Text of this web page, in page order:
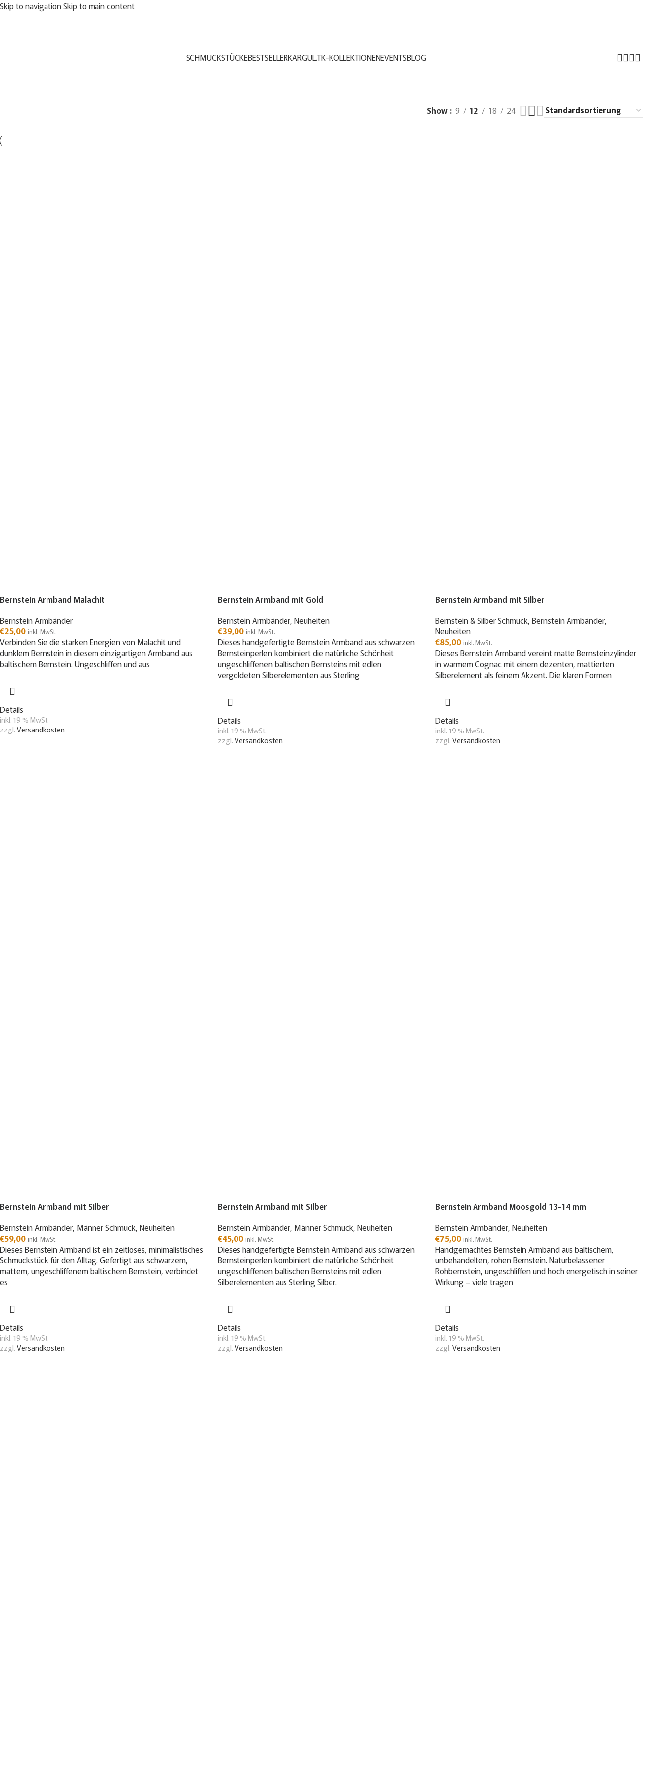
Skip to navigationSkip to main content
SCHMUCKSTÜCKEBESTSELLERKARGUL.TK-KOLLEKTIONENEVENTSBLOG
Show 9 12 18 24
Bernstein Armband Malachit
Bernstein Armbänder
€25,00 inkl. MwSt.
Verbinden Sie die starken Energien von Malachit und
dunklem Bernstein in diesem einzigartigen Armband aus
baltischem Bernstein. Ungeschliffen und aus
Details
inkl. 19 % MwSt.
zzgl.Versandkosten
Bernstein Armband mit Gold
Bernstein Armbänder, Neuheiten
€39,00 inkl. MwSt.
Dieses handgefertigte Bernstein Armband aus schwarzen
Bernsteinperlen kombiniert die natürliche Schönheit
ungeschliffenen baltischen Bernsteins mit edlen
vergoldeten Silberelementen aus Sterling
Details
inkl. 19 % MwSt.
zzgl.Versandkosten
Bernstein Armband mit Silber
Bernstein & Silber Schmuck, Bernstein Armbänder,
Neuheiten
€85,00 inkl. MwSt.
Dieses Bernstein Armband vereint matte Bernsteinzylinder
in warmem Cognac mit einem dezenten, mattierten
Silberelement als feinem Akzent. Die klaren Formen
Details
inkl. 19 % MwSt.
zzgl.Versandkosten
Bernstein Armband mit Silber
Bernstein Armbänder, Männer Schmuck, Neuheiten
€59,00 inkl. MwSt.
Dieses Bernstein Armband ist ein zeitloses, minimalistisches
Schmuckstück für den Alltag. Gefertigt aus schwarzem,
mattem, ungeschliffenem baltischem Bernstein, verbindet
es
Details
inkl. 19 % MwSt.
zzgl.Versandkosten
Bernstein Armband mit Silber
Bernstein Armbänder, Männer Schmuck, Neuheiten
€45,00 inkl. MwSt.
Dieses handgefertigte Bernstein Armband aus schwarzen
Bernsteinperlen kombiniert die natürliche Schönheit
ungeschliffenen baltischen Bernsteins mit edlen
Silberelementen aus Sterling Silber.
Details
inkl. 19 % MwSt.
zzgl.Versandkosten
Bernstein Armband Moosgold 13-14 mm
Bernstein Armbänder, Neuheiten
€75,00 inkl. MwSt.
Handgemachtes Bernstein Armband aus baltischem,
unbehandelten, rohen Bernstein. Naturbelassener
Rohbernstein, ungeschliffen und hoch energetisch in seiner
Wirkung – viele tragen
Details
inkl. 19 % MwSt.
zzgl.Versandkosten